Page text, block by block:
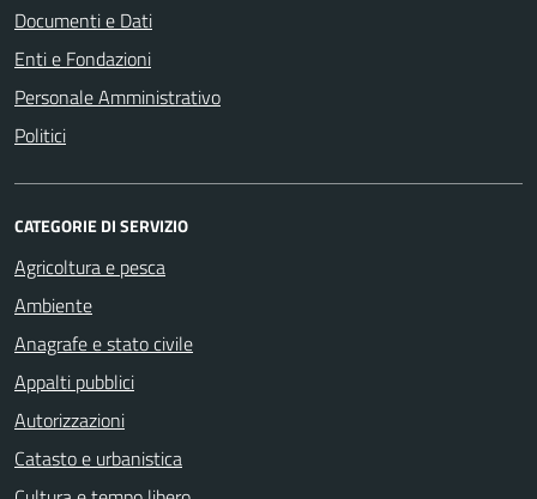
Documenti e Dati
Enti e Fondazioni
Personale Amministrativo
Politici
CATEGORIE DI SERVIZIO
Agricoltura e pesca
Ambiente
Anagrafe e stato civile
Appalti pubblici
Autorizzazioni
Catasto e urbanistica